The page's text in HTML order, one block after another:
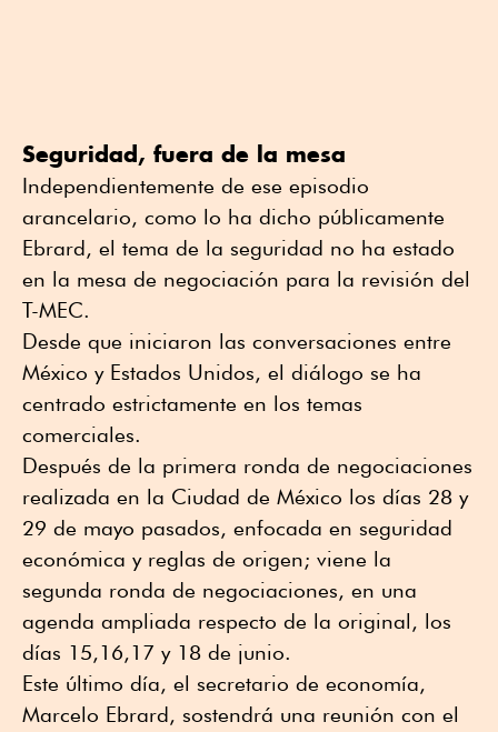
Seguridad, fuera de la mesa
Independientemente de ese episodio
arancelario, como lo ha dicho públicamente
Ebrard, el tema de la seguridad no ha estado
en la mesa de negociación para la revisión del
T-MEC.
Desde que iniciaron las conversaciones entre
México y Estados Unidos, el diálogo se ha
centrado estrictamente en los temas
comerciales.
Después de la primera ronda de negociaciones
realizada en la Ciudad de México los días 28 y
29 de mayo pasados, enfocada en seguridad
económica y reglas de origen; viene la
segunda ronda de negociaciones, en una
agenda ampliada respecto de la original, los
días 15,16,17 y 18 de junio.
Este último día, el secretario de economía,
Marcelo Ebrard, sostendrá una reunión con el